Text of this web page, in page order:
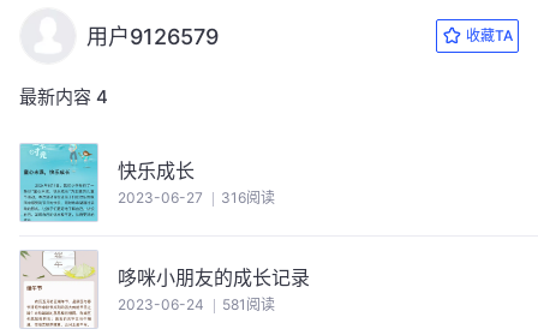
用户9126579 收藏TA
最新内容 4
快乐成长
2023-06-27 316阅读
哆咪小朋友的成长记录
2023-06-24 581阅读